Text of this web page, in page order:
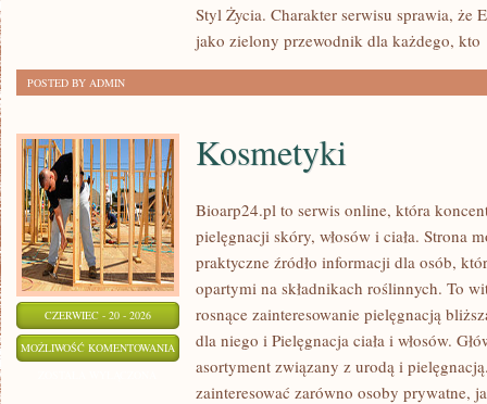
Styl Życia. Charakter serwisu sprawia, że
jako zielony przewodnik dla każdego, kto
POSTED BY ADMIN
CZERWIEC - 20 - 2026
MOŻLIWOŚĆ KOMENTOWANIA KOSMETYKI
Kosmetyki
Bioarp24.pl to serwis online, która
pielęgnacji skóry, włosów i ciała. Strona
praktyczne źródło informacji dla osób,
opartymi na składnikach roślinnych. To
rosnące zainteresowanie pielęgnacją
dla niego i Pielęgnacja ciała i włosów.
asortyment związany z urodą i
zainteresować zarówno osoby prywatne,